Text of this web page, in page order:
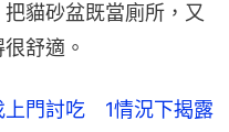
貓砂盆既當廁所，又
舒適。
門討吃 1情況下揭露